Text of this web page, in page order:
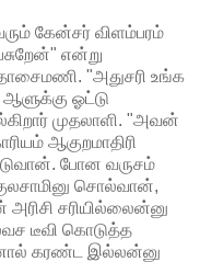
கேன்சர் விளம்பரம்
என்று
"அதுசரி உங்க
ஓட்டு
முதலாளி. "அவன்
ஆகுறமாதிரி
போன வருசம்
சொல்வான்,
சரியில்லைன்னு
டீவி கொடுத்த
கரண்ட இல்லன்னு